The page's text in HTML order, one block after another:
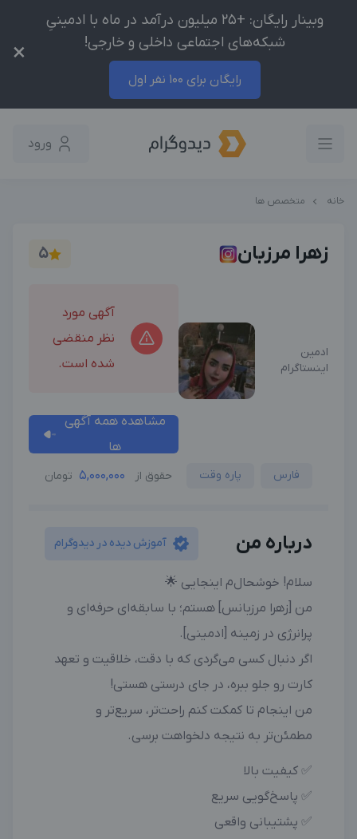
وبینار رایگان: +25 میلیون درآمد در ماه با ادمینیِ
شبکه‌های اجتماعی داخلی و خارجی!
رایگان برای 100 نفر اول
×
ورود
خانه متخصص ها
زهرا مرزبان 5
ادمین
اینستاگرام
آگهی مورد
نظر منقضی
شده است.
مشاهده همه آگهی
ها
فارس پاره وقت حقوق از 5,000,000 تومان
درباره من آموزش دیده در دیدوگرام
سلام! خوشحال‌م اینجایی 🌟
من [زهرا مرزبانس] هستم؛ با سابقه‌ای حرفه‌ای و
پرانرژی در زمینه [ادمینی].
اگر دنبال کسی می‌گردی که با دقت، خلاقیت و تعهد
کارت رو جلو ببره، در جای درستی هستی!
من اینجام تا کمکت کنم راحت‌تر، سریع‌تر و
مطمئن‌تر به نتیجه دلخواهت برسی.
✅ کیفیت بالا
✅ پاسخ‌گویی سریع
✅ پشتیبانی واقعی